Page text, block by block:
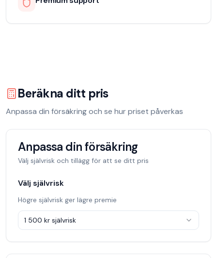
Beräkna ditt pris
Anpassa din försäkring och se hur priset påverkas
Anpassa din försäkring
Välj självrisk och tillägg för att se ditt pris
Välj självrisk
Högre självrisk ger lägre premie
1 500 kr självrisk